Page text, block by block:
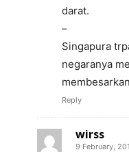
darat.
–
Singapura
negaranya
Reply
wirss
9 February,